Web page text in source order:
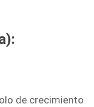
de crecimiento